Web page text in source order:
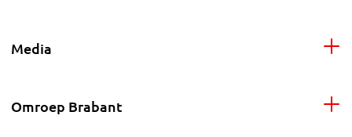
Media
Omroep Brabant